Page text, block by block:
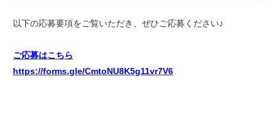
以下の応募要項をご覧いただき、ぜひご応募ください♪
ご応募はこちら
https://forms.gle/CmtoNU8K5g11vr7V6